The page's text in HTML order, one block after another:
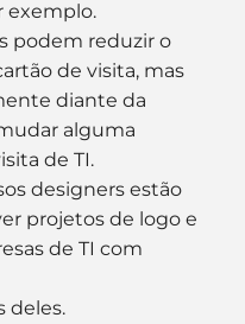
exemplo.
podem reduzir o
de visita, mas
diante da
alguma
de TI.
designers estão
projetos de logo e
de TI com
deles.